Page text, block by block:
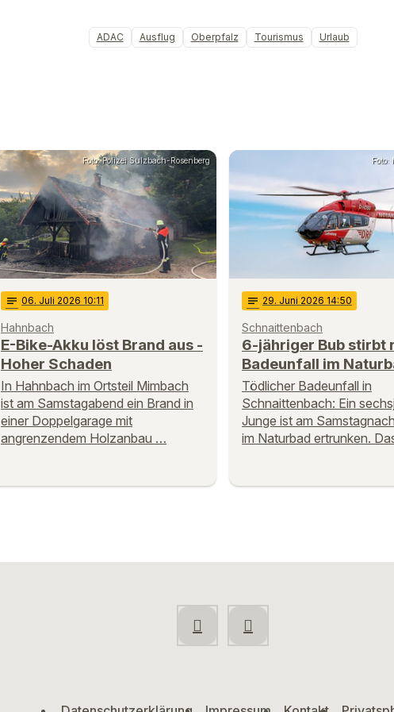
ADAC Ausflug Oberpfalz Tourismus Urlaub
Foto: Polizei Sulzbach-Rosenberg
notes 06. Juli 2026 10:11
Hahnbach
E-Bike-Akku löst Brand aus -
Hoher Schaden
In Hahnbach im Ortsteil Mimbach
ist am Samstagabend ein Brand in
einer Doppelgarage mit
angrenzendem Holzanbau …
Foto:
notes 29. Juni 2026 14:50
Schnaittenbach
6-jähriger Bub stirbt
Badeunfall im
Tödlicher Badeunfall in
Schnaittenbach: Ein
Junge ist am
im Naturbad ertrunken.